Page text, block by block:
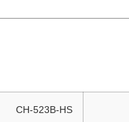
CH-523B-HS